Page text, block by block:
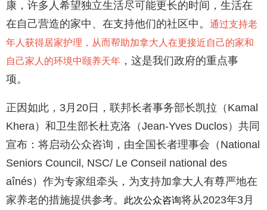
康，许多人希望独立生活尽可能更长的时间，生活在
在自己营造的家中、在支持他们的社区中。通过支持老
年人获得居家护理，从而帮助加拿大人在更接近自己的家和
自己家人的环境中颐养天年 ，这是我们政府的重点事
项。
正因如此，3月20日，联邦长者事务部长凯拉（Kamal
Khera）和卫生部长杜克洛（Jean-Yves Duclos）共同
宣布：将启动公众咨询，由全国长者理事会（National
Seniors Council, NSC/ Le Conseil national des
aînés）作为专家组牵头，为支持加拿大人有尊严地在
家养老的措施提供参考。
此次公众咨询将从2023年3月